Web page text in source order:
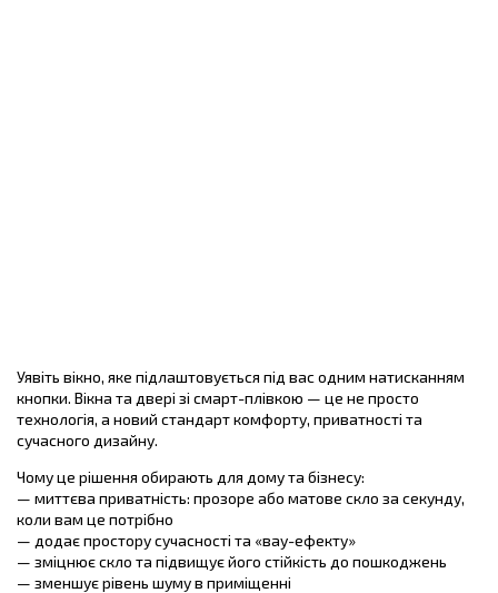
Уявіть вікно, яке підлаштовується під вас одним натисканням
кнопки. Вікна та двері зі смарт-плівкою — це не просто
технологія, а новий стандарт комфорту, приватності та
сучасного дизайну.
Чому це рішення обирають для дому та бізнесу:
— миттєва приватність: прозоре або матове скло за секунду,
коли вам це потрібно
— додає простору сучасності та «вау-ефекту»
— зміцнює скло та підвищує його стійкість до пошкоджень
— зменшує рівень шуму в приміщенні